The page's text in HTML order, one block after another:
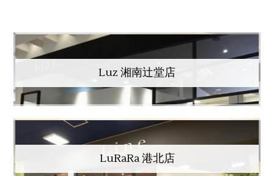
Luz 湘南辻堂店
LuRaRa 港北店